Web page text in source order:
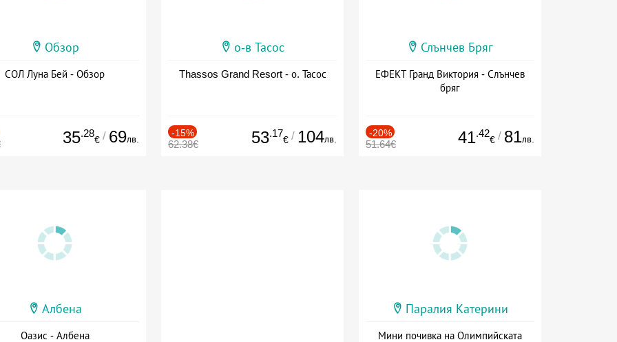
Обзор
СОЛ Луна Бей - Обзор
35.28
€ / 69лв.
о-в Тасос
Thassos Grand Resort - о. Тасос
-15%
62.38€ 53.17
€ / 104лв.
Слънчев Бряг
ЕФЕКТ Гранд Виктория - Слънчев
бряг
-20%
51.64€ 41.42
€ / 81лв.
Албена
Оазис - Албена
Паралия Катерини
Мини почивка на Олимпийската